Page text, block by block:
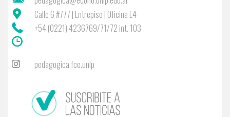
Calle 6 #777 | Entrepiso | Oficina E4
+54 (0221) 4236769/71/72 int. 103
pedagogica.fce.unlp